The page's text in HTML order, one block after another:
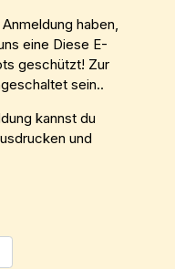
haben,
eine Diese E-
geschützt! Zur
sein..
kannst du
und